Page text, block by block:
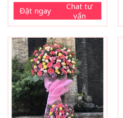
Đặt ngay
Chat tư
vấn